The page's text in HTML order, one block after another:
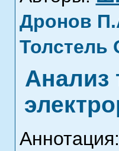
Дронов
Толстель
Анализ
Аннотация: